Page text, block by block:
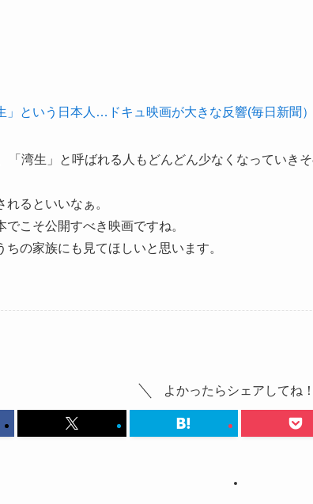
」という日本人…ドキュ映画が大きな反響(毎日新聞）
「湾生」と呼ばれる人もどんどん少なくなっていき
れるといいなぁ。
でこそ公開すべき映画ですね。
ちの家族にも見てほしいと思います。
よかったらシェアしてね！